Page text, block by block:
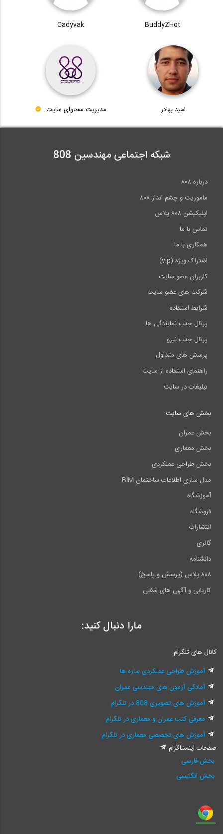
BuddyZHot
Cadyvak
امید بهادر مدیریت محتوای سایت
شبکه اجتماعی مهندسین 808
درباره ۸۰۸
ماموریت و چشم انداز ۸۰۸
اپلیکیشن ۸۰۸ پلاس
تماس با ما
همکاری با ما
اشتراک ویژه (vip)
کاربران عضو سایت
شرکت های عضو سایت
شرایط استفاده
پرتال جذب نمایندگی ها
پرتال جذب نیرو
پرسش های متداول
راهنمای استفاده از سایت
تبلیغات در سایت
بخش های سایت
بخش عمران
بخش معماری
بخش طراحی عملکردی
مدل سازی اطلاعات ساختمان BIM
آموزشگاه
فروشگاه
انتشارات
گالری
دانشنامه
۸۰۸ پلاس (پرسش و پاسخ)
کاریابی و آگهی های شغلی
مارا دنبال کنید:
کانال های تلگرام
آموزش طراحی عملکردی سازه ها
آمادگی آزمون های مهندسی عمران
آموزش های تصویری 808 در تلگرام
معرفی کتب عمران و معماری در تلگرام
آموزش های تخصصی معماری در تلگرام
صفحات اینستاگرام
بخش فارسی
بخش انگلیسی